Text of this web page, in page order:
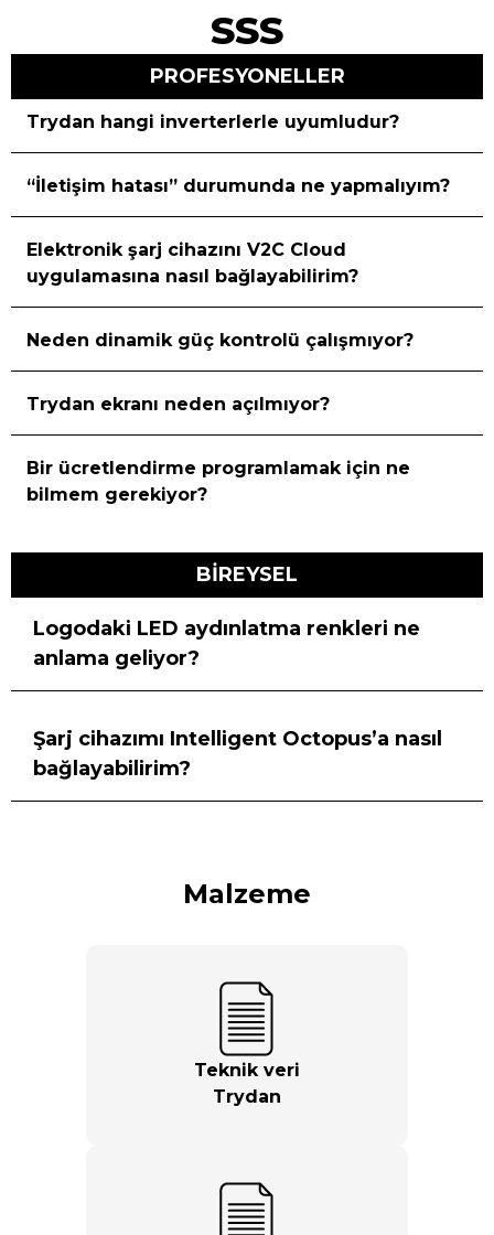
SSS
PROFESYONELLER
Trydan hangi inverterlerle uyumludur?
“İletişim hatası” durumunda ne yapmalıyım?
Elektronik şarj cihazını V2C Cloud
uygulamasına nasıl bağlayabilirim?
Neden dinamik güç kontrolü çalışmıyor?
Trydan ekranı neden açılmıyor?
Bir ücretlendirme programlamak için ne
bilmem gerekiyor?
BİREYSEL
Logodaki LED aydınlatma renkleri ne
anlama geliyor?
Şarj cihazımı Intelligent Octopus’a nasıl
bağlayabilirim?
Malzeme
Teknik veri
Trydan